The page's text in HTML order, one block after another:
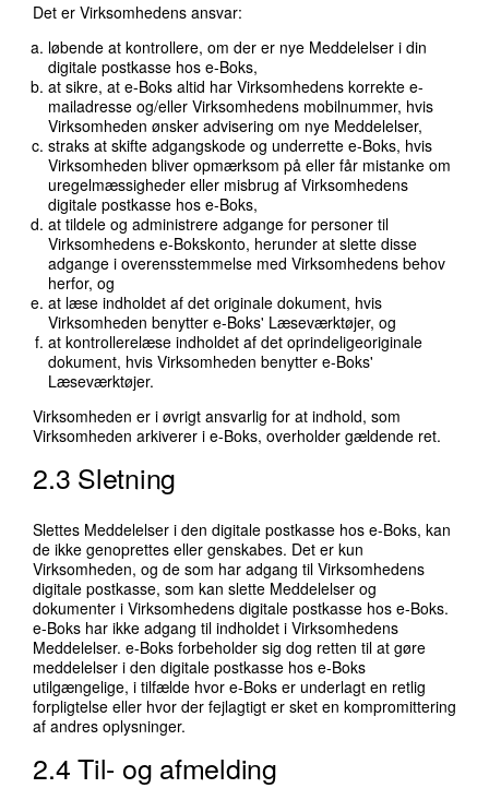
Det er Virksomhedens ansvar:
løbende at kontrollere, om der er nye Meddelelser i din
digitale postkasse hos e-Boks,
at sikre, at e-Boks altid har Virksomhedens korrekte e-
mailadresse og/eller Virksomhedens mobilnummer, hvis
Virksomheden ønsker advisering om nye Meddelelser,
straks at skifte adgangskode og underrette e-Boks, hvis
Virksomheden bliver opmærksom på eller får mistanke om
uregelmæssigheder eller misbrug af Virksomhedens
digitale postkasse hos e-Boks,
at tildele og administrere adgange for personer til
Virksomhedens e-Bokskonto, herunder at slette disse
adgange i overensstemmelse med Virksomhedens behov
herfor, og
at læse indholdet af det originale dokument, hvis
Virksomheden benytter e-Boks' Læseværktøjer, og
at kontrollerelæse indholdet af det oprindeligeoriginale
dokument, hvis Virksomheden benytter e-Boks'
Læseværktøjer.
Virksomheden er i øvrigt ansvarlig for at indhold, som
Virksomheden arkiverer i e-Boks, overholder gældende ret.
2.3 Sletning
Slettes Meddelelser i den digitale postkasse hos e-Boks, kan
de ikke genoprettes eller genskabes. Det er kun
Virksomheden, og de som har adgang til Virksomhedens
digitale postkasse, som kan slette Meddelelser og
dokumenter i Virksomhedens digitale postkasse hos e-Boks.
e-Boks har ikke adgang til indholdet i Virksomhedens
Meddelelser. e-Boks forbeholder sig dog retten til at gøre
meddelelser i den digitale postkasse hos e-Boks
utilgængelige, i tilfælde hvor e-Boks er underlagt en retlig
forpligtelse eller hvor der fejlagtigt er sket en kompromittering
af andres oplysninger.
2.4 Til- og afmelding